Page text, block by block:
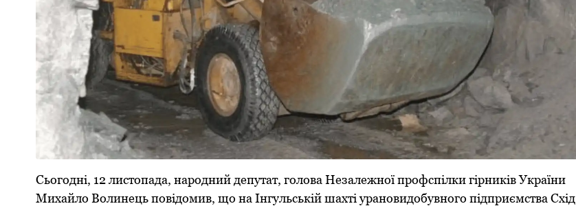
Сьогодні, 12 листопада, народний депутат, голова Незалежної профспілки гірників України
Михайло Волинець повідомив, що на Інгульській шахті уранoвидoбувнoгo підприємства Схід